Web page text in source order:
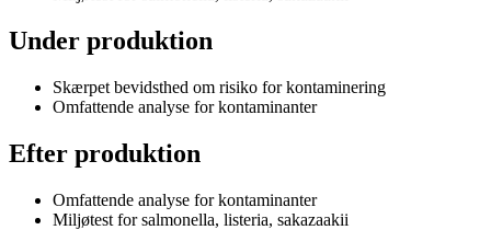
Under produktion
Skærpet bevidsthed om risiko for kontaminering
Omfattende analyse for kontaminanter
Efter produktion
Omfattende analyse for kontaminanter
Miljøtest for salmonella, listeria, sakazaakii